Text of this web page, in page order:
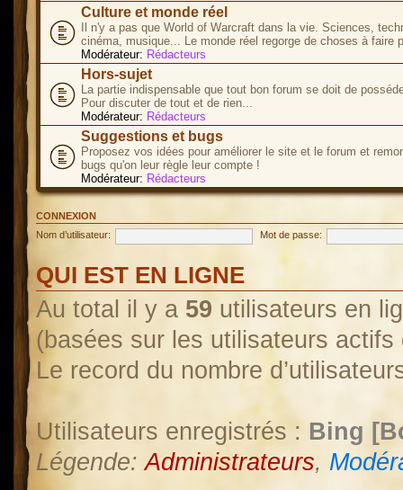
Culture et monde réel
Il n'y a pas que World of Warcraft dans la vie. Sciences,
cinéma, musique... Le monde réel regorge de choses à faire
Modérateur: Rédacteurs
Hors-sujet
La partie indispensable que tout bon forum se doit de
Pour discuter de tout et de rien...
Modérateur: Rédacteurs
Suggestions et bugs
Proposez vos idées pour améliorer le site et le forum et
bugs qu'on leur règle leur compte !
Modérateur: Rédacteurs
CONNEXION
Nom d’utilisateur:
Mot de passe:
QUI EST EN LIGNE
Au total il y a 59 utilisateurs en
(basées sur les utilisateurs
Le record du nombre
Utilisateurs enregistrés : Bing
Légende:Administrateurs,